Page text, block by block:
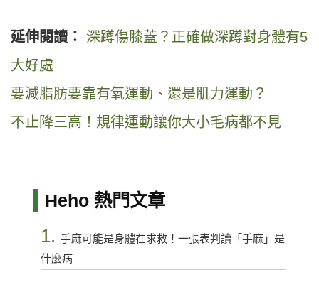
延伸閱讀： 深蹲傷膝蓋？正確做深蹲對身體有5
大好處
要減脂肪要靠有氧運動、還是肌力運動？
不止降三高！規律運動讓你大小毛病都不見
Heho 熱門文章
1. 手麻可能是身體在求救！一張表判讀「手麻」是
什麼病